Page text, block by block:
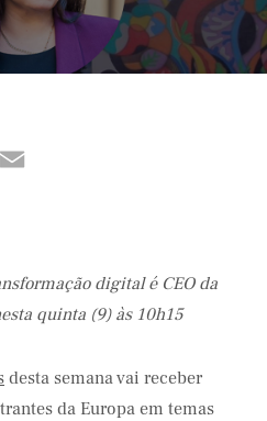
digital é CEO da
quinta (9) às 10h15
desta semana vai receber
da Europa em temas